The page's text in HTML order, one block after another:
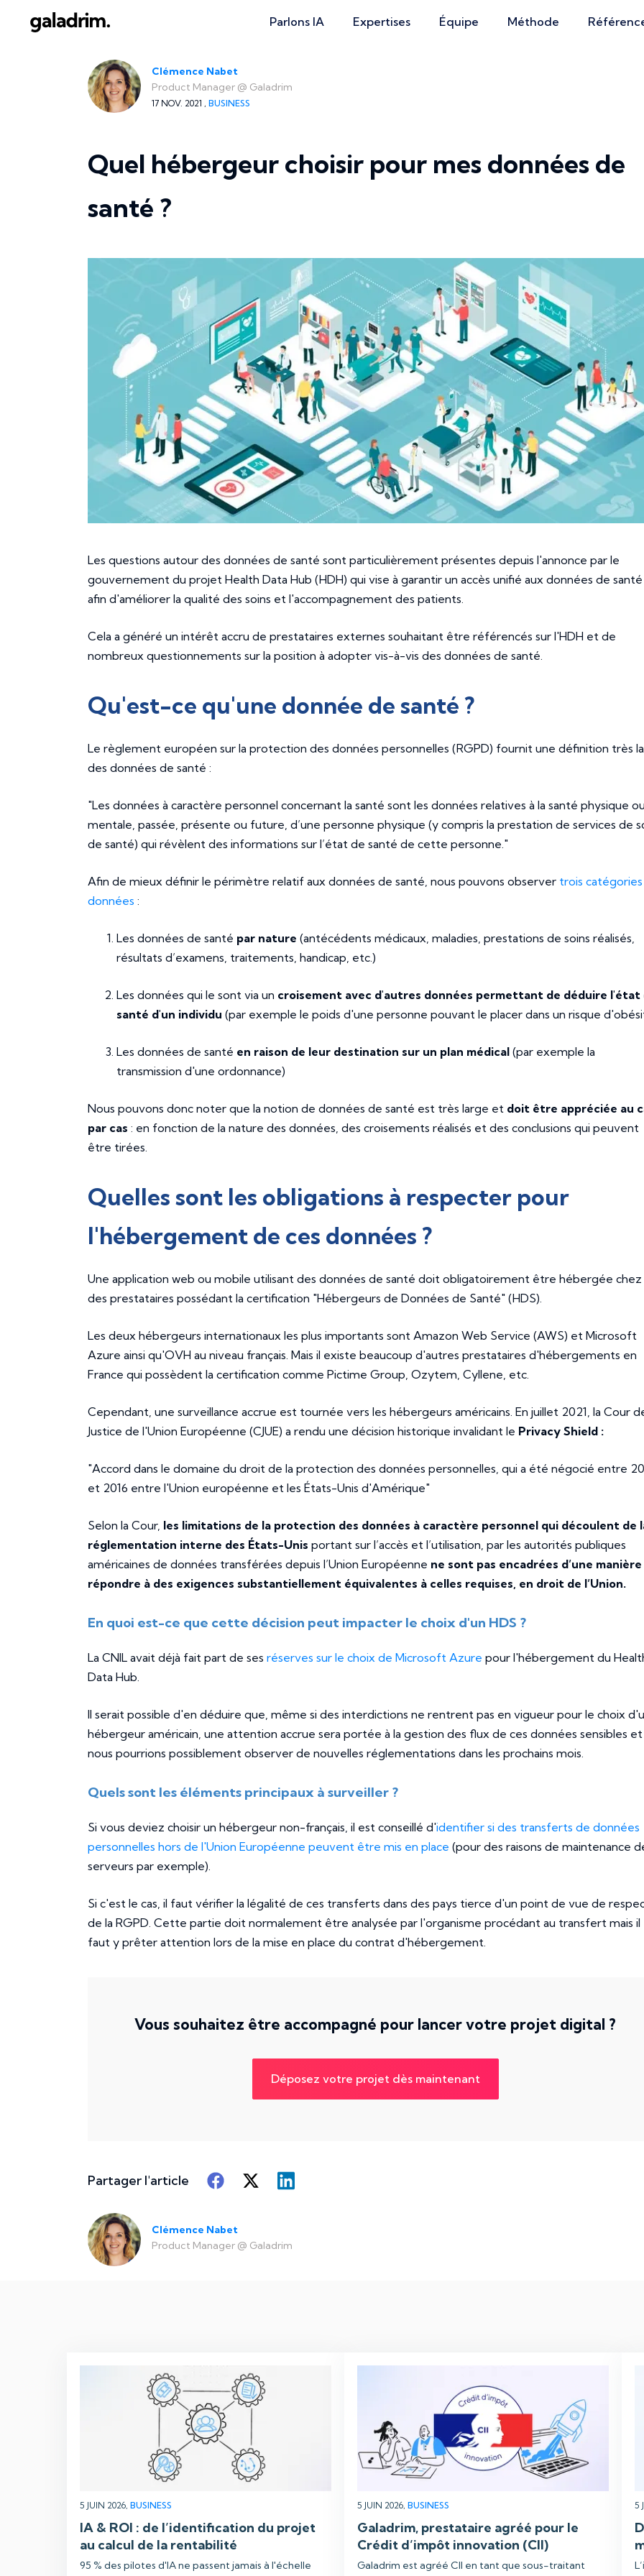
Parlons IA Expertises Équipe Méthode
Clémence Nabet
Product Manager @ Galadrim
17 NOV. 2021 , BUSINESS
Quel hébergeur choisir pour mes données de
santé ?
Les questions autour des données de santé sont particulièrement présentes depuis l'annonce par le
gouvernement du projet Health Data Hub (HDH) qui vise à garantir un accès unifié aux données de santé
afin d'améliorer la qualité des soins et l'accompagnement des patients.
Cela a généré un intérêt accru de prestataires externes souhaitant être référencés sur l'HDH et de
nombreux questionnements sur la position à adopter vis-à-vis des données de santé.
Qu'est-ce qu'une donnée de santé ?
Le règlement européen sur la protection des données personnelles (RGPD) fournit une définition très
des données de santé :
"Les données à caractère personnel concernant la santé sont les données relatives à la santé physique ou
mentale, passée, présente ou future, d’une personne physique (y compris la prestation de services de
de santé) qui révèlent des informations sur l’état de santé de cette personne."
Afin de mieux définir le périmètre relatif aux données de santé, nous pouvons observer trois
données :
Les données de santé par nature (antécédents médicaux, maladies, prestations de soins réalisés,
résultats d’examens, traitements, handicap, etc.)
Les données qui le sont via un croisement avec d'autres données permettant de déduire l'état
santé d'un individu (par exemple le poids d'une personne pouvant le placer dans un risque
Les données de santé en raison de leur destination sur un plan médical (par exemple la
transmission d'une ordonnance)
Nous pouvons donc noter que la notion de données de santé est très large et doit être appréciée au
par cas : en fonction de la nature des données, des croisements réalisés et des conclusions qui peuvent
être tirées.
Quelles sont les obligations à respecter pour
l'hébergement de ces données ?
Une application web ou mobile utilisant des données de santé doit obligatoirement être hébergée chez
des prestataires possédant la certification "Hébergeurs de Données de Santé" (HDS).
Les deux hébergeurs internationaux les plus importants sont Amazon Web Service (AWS) et Microsoft
Azure ainsi qu'OVH au niveau français. Mais il existe beaucoup d'autres prestataires d'hébergements en
France qui possèdent la certification comme Pictime Group, Ozytem, Cyllene, etc.
Cependant, une surveillance accrue est tournée vers les hébergeurs américains. En juillet 2021, la Cour
Justice de l'Union Européenne (CJUE) a rendu une décision historique invalidant le Privacy Shield :
"Accord dans le domaine du droit de la protection des données personnelles, qui a été négocié entre
et 2016 entre l'Union européenne et les États-Unis d'Amérique"
Selon la Cour, les limitations de la protection des données à caractère personnel qui découlent de
réglementation interne des États-Unis portant sur l’accès et l’utilisation, par les autorités publiques
américaines de données transférées depuis l’Union Européenne ne sont pas encadrées d’une manière
répondre à des exigences substantiellement équivalentes à celles requises, en droit de l’Union.
En quoi est-ce que cette décision peut impacter le choix d'un HDS ?
La CNIL avait déjà fait part de ses réserves sur le choix de Microsoft Azure pour l'hébergement du
Data Hub.
Il serait possible d'en déduire que, même si des interdictions ne rentrent pas en vigueur pour le choix
hébergeur américain, une attention accrue sera portée à la gestion des flux de ces données sensibles et
nous pourrions possiblement observer de nouvelles réglementations dans les prochains mois.
Quels sont les éléments principaux à surveiller ?
Si vous deviez choisir un hébergeur non-français, il est conseillé d'identifier si des transferts de données
personnelles hors de l'Union Européenne peuvent être mis en place (pour des raisons de maintenance
serveurs par exemple).
Si c'est le cas, il faut vérifier la légalité de ces transferts dans des pays tierce d'un point de vue de
de la RGPD. Cette partie doit normalement être analysée par l'organisme procédant au transfert mais il
faut y prêter attention lors de la mise en place du contrat d'hébergement.
Vous souhaitez être accompagné pour lancer votre projet digital ?
Déposez votre projet dès maintenant
Partager l'article
Clémence Nabet
Product Manager @ Galadrim
5 JUIN 2026, BUSINESS
IA & ROI : de l’identification du projet
au calcul de la rentabilité
95 % des pilotes d'IA ne passent jamais à l'échelle
5 JUIN 2026, BUSINESS
Galadrim, prestataire agréé pour le
Crédit d’impôt innovation (CII)
Galadrim est agréé CII en tant que sous-traitant
5